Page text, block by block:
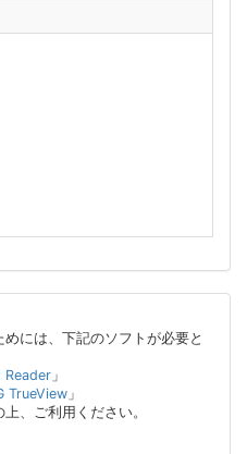
には、下記のソフトが必要と
」
TrueView 」
、ご利用ください。